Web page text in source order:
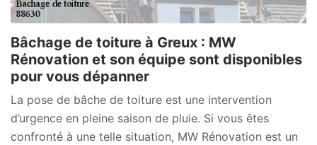
Bâchage de toiture à Greux : MW
Rénovation et son équipe sont disponibles
pour vous dépanner
La pose de bâche de toiture est une intervention
d’urgence en pleine saison de pluie. Si vous êtes
confronté à une telle situation, MW Rénovation est un